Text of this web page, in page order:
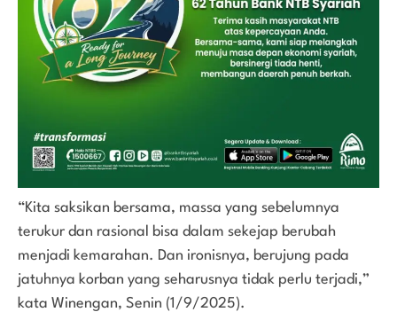
“Kita saksikan bersama, massa yang sebelumnya
terukur dan rasional bisa dalam sekejap berubah
menjadi kemarahan. Dan ironisnya, berujung pada
jatuhnya korban yang seharusnya tidak perlu terjadi,”
kata Winengan, Senin (1/9/2025).